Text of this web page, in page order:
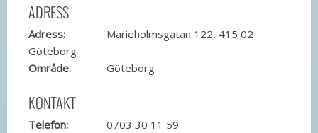
ADRESS
Adress:
Marieholmsgatan 122, 415 02
Göteborg
Område:
Göteborg
KONTAKT
Telefon:
0703 30 11 59